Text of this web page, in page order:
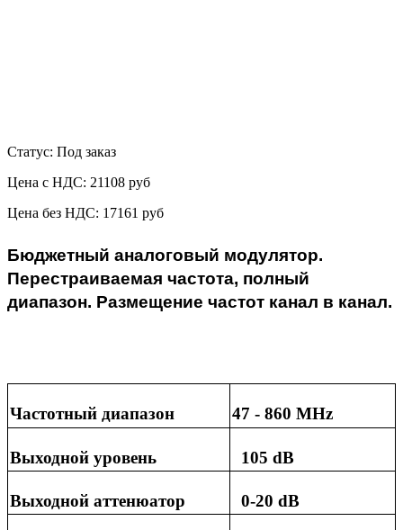
Статус: Под заказ
Цена с НДС: 21108 руб
Цена без НДС: 17161 руб
Бюджетный аналоговый модулятор.
Перестраиваемая частота, полный
диапазон. Размещение частот канал в канал.
Частотный диапазон 47 - 860 MHz
Выходной уровень 105 dB
Выходной аттенюатор 0-20 dB